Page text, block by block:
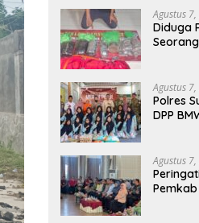
Agustus
Diduga
Agustus
Polres
DPP
Agustus